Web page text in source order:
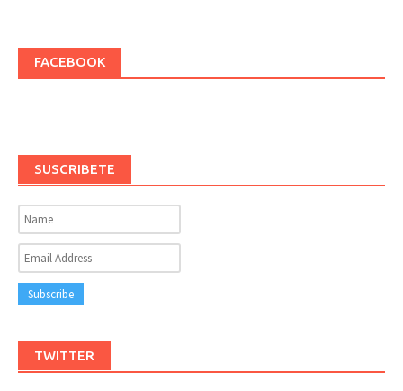
FACEBOOK
SUSCRIBETE
TWITTER